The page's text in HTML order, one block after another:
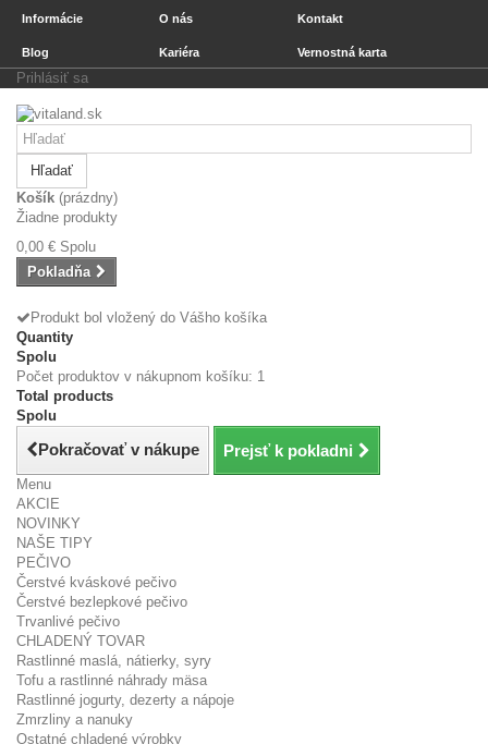
Informácie O nás Kontakt
Blog Kariéra Vernostná karta
Prihlásiť sa
Hľadať
Košík (prázdny)
Žiadne produkty
0,00 € Spolu
Pokladňa
Produkt bol vložený do Vášho košíka
Quantity
Spolu
Počet produktov v nákupnom košíku: 1
Total products
Spolu
Pokračovať v nákupe Prejsť k pokladni
Menu
AKCIE
NOVINKY
NAŠE TIPY
PEČIVO
Čerstvé kváskové pečivo
Čerstvé bezlepkové pečivo
Trvanlivé pečivo
CHLADENÝ TOVAR
Rastlinné maslá, nátierky, syry
Tofu a rastlinné náhrady mäsa
Rastlinné jogurty, dezerty a nápoje
Zmrzliny a nanuky
Ostatné chladené výrobky